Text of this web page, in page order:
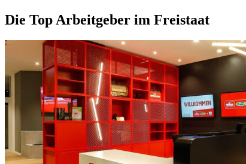
Die Top Arbeitgeber im Freistaat